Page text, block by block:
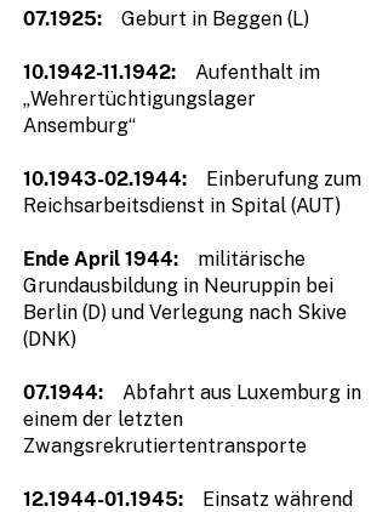
07.1925: Geburt in Beggen (L)
10.1942-11.1942: Aufenthalt im
„Wehrertüchtigungslager
Ansemburg“
10.1943-02.1944:
Einberufung zum
Reichsarbeitsdienst in Spital (AUT)
Ende April 1944: militärische
Grundausbildung in Neuruppin bei
Berlin (D) und Verlegung nach Skive
(DNK)
07.1944: Abfahrt aus Luxemburg in
einem der letzten
Zwangsrekrutiertentransporte
12.1944-01.1945: Einsatz während